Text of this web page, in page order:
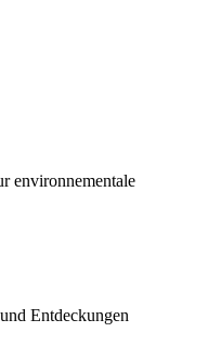
environnementale
Entdeckungen